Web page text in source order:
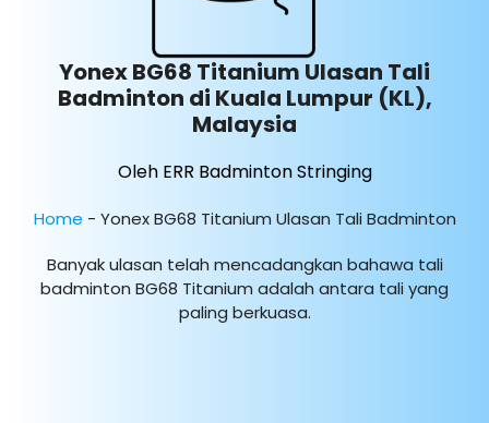
Yonex BG68 Titanium Ulasan Tali
Badminton di Kuala Lumpur (KL),
Malaysia
Oleh ERR Badminton Stringing
Home - Yonex BG68 Titanium Ulasan Tali Badminton
Banyak ulasan telah mencadangkan bahawa tali
badminton BG68 Titanium adalah antara tali yang
paling berkuasa.